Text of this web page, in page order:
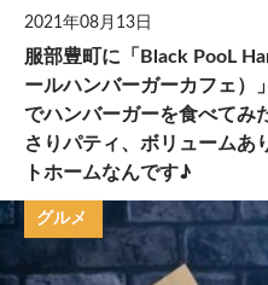
2021年08月13日
服部豊町に「Black PooL
ールハンバーガーカフェ）
でハンバーガーを食べてみ
さりパティ、ボリュームあ
トホームなんです♪
グルメ